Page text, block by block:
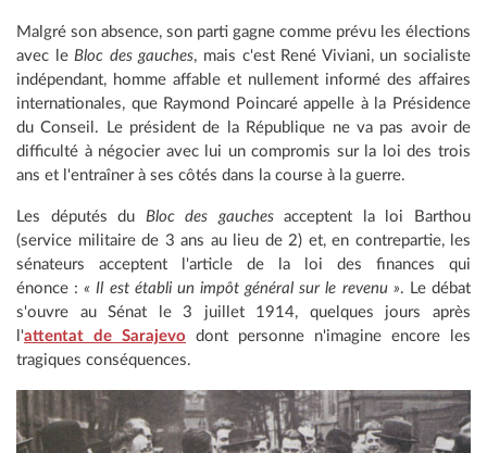
Malgré son absence, son parti gagne comme prévu les élections
avec le Bloc des gauches, mais c'est René Viviani, un socialiste
indépendant, homme affable et nullement informé des affaires
internationales, que Raymond Poincaré appelle à la Présidence
du Conseil. Le président de la République ne va pas avoir de
difficulté à négocier avec lui un compromis sur la loi des trois
ans et l'entraîner à ses côtés dans la course à la guerre.
Les députés du Bloc des gauchesacceptent la loi Barthou
(service militaire de 3 ans au lieu de 2) et, en contrepartie, les
sénateurs acceptent l'article de la loi des finances qui
énonce :« Il est établi un impôt général sur le revenu ». Le débat
s'ouvre au Sénat le 3 juillet 1914, quelques jours après
l'attentat de Sarajevo dont personne n'imagine encore les
tragiques conséquences.